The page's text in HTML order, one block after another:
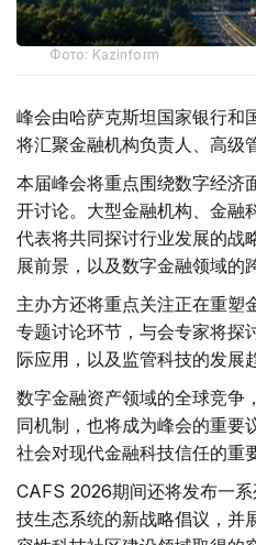
Фото: Kazinform
峰会由哈萨克斯坦国家银行和
将汇聚金融机构负责人、高级
本届峰会将重点围绕数字经济
开讨论。大型金融机构、金融
代表将共同探讨行业发展的战
展前景，以及数字金融领域的
主办方还将重点关注正在重塑
专题讨论环节，与会专家将探
际应用，以及监管科技的发展
数字金融资产领域的全球竞争
同机制，也将成为峰会的重要
社会对现代金融科技信任的重
CAFS 2026期间还将发布一
技生态系统的新战略倡议，并